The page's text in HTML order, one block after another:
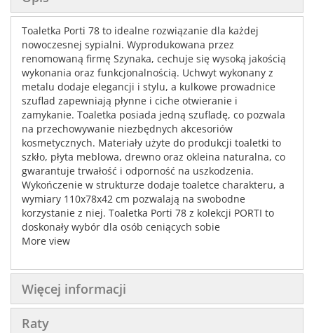
Toaletka Porti 78 to idealne rozwiązanie dla każdej
nowoczesnej sypialni. Wyprodukowana przez
renomowaną firmę Szynaka, cechuje się wysoką jakością
wykonania oraz funkcjonalnością. Uchwyt wykonany z
metalu dodaje elegancji i stylu, a kulkowe prowadnice
szuflad zapewniają płynne i ciche otwieranie i
zamykanie. Toaletka posiada jedną szufladę, co pozwala
na przechowywanie niezbędnych akcesoriów
kosmetycznych. Materiały użyte do produkcji toaletki to
szkło, płyta meblowa, drewno oraz okleina naturalna, co
gwarantuje trwałość i odporność na uszkodzenia.
Wykończenie w strukturze dodaje toaletce charakteru, a
wymiary 110x78x42 cm pozwalają na swobodne
korzystanie z niej. Toaletka Porti 78 z kolekcji PORTI to
doskonały wybór dla osób ceniących sobie
funkcjonalność i nowoczesny styl.
More view
Więcej informacji
Raty